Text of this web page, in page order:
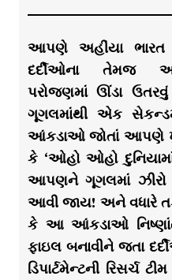
આપણે અહીંયા ભારત
દર્દીઓના તેમજ
પરોજણમાં ઊંડા
ગૂગલમાંથી એક
આંકડાઓ જોતાં આપણે
કે ‘ઓહો ઓહો
આપણને ગૂગલમાં
આવી જાય! અને વધારે
કે આ આંકડાઓ
ફાઇલ બનાવીને જતા
ડિપાર્ટમેન્ટની રિસર્ચ